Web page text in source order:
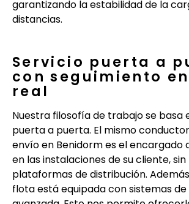
garantizando la estabilidad de la
distancias.
Servicio puerta a
con seguimiento
real
Nuestra filosofía de trabajo se basa
puerta a puerta. El mismo
envío en Benidorm es el encargado
en las instalaciones de su cliente,
plataformas de distribución.
flota está equipada con sistemas